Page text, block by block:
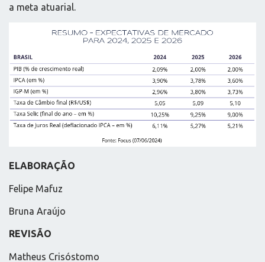
a meta atuarial.
ELABORAÇÃO
Felipe Mafuz
Bruna Araújo
REVISÃO
Matheus Crisóstomo